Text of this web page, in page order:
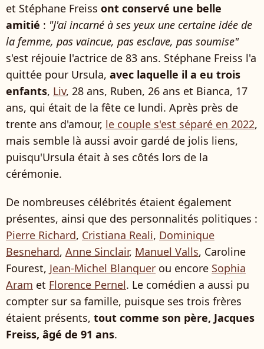
et Stéphane Freiss ont conservé une belle
amitié : "J'ai incarné à ses yeux une certaine idée de
la femme, pas vaincue, pas esclave, pas soumise"
s'est réjouie l'actrice de 83 ans. Stéphane Freiss l'a
quittée pour Ursula, avec laquelle il a eu trois
enfants, Liv, 28 ans, Ruben, 26 ans et Bianca, 17
ans, qui était de la fête ce lundi. Après près de
trente ans d'amour, le couple s'est séparé en 2022,
mais semble là aussi avoir gardé de jolis liens,
puisqu'Ursula était à ses côtés lors de la
cérémonie.
De nombreuses célébrités étaient également
présentes, ainsi que des personnalités politiques :
Pierre Richard, Cristiana Reali, Dominique
Besnehard, Anne Sinclair, Manuel Valls, Caroline
Fourest, Jean-Michel Blanquer ou encore Sophia
Aram et Florence Pernel. Le comédien a aussi pu
compter sur sa famille, puisque ses trois frères
étaient présents, tout comme son père, Jacques
Freiss, âgé de 91 ans.